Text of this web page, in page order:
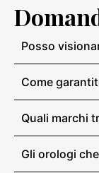
Posso
Come
Quali marchi
Gli orologi